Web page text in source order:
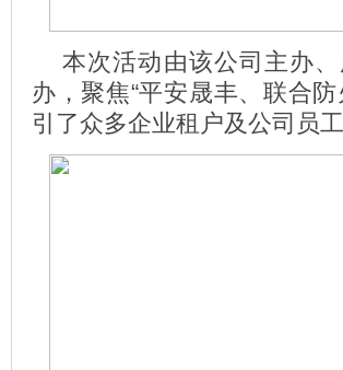
本次活动由该公司主办
办，聚焦“平安晟丰、联合
引了众多企业租户及公司员工